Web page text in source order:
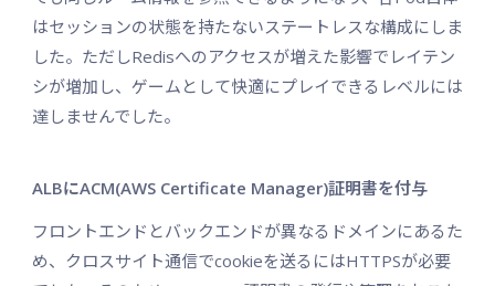
はセッションの状態を持たないステートレスな構成にしま
した。ただしRedisへのアクセスが増えた影響でレイテン
シが増加し、ゲームとして快適にプレイできるレベルには
達しませんでした。
ALBにACM(AWS Certificate Manager)証明書を付与
フロントエンドとバックエンドが異なるドメインにあるた
め、クロスサイト通信でcookieを送るにはHTTPSが必要